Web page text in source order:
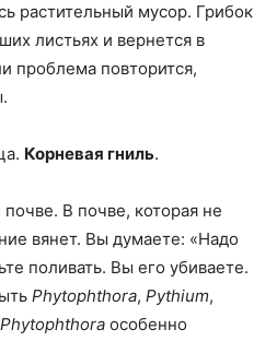
растительный мусор. Грибок
листьях и вернется в
проблема повторится,
Корневая гниль.
В почве, которая не
вянет. Вы думаете: «Надо
поливать. Вы его убиваете.
Phytophthora, Pythium,
Phytophthora особенно